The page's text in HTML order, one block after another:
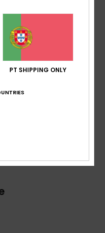
no peito e nas costas.
PT SHIPPING ONLY